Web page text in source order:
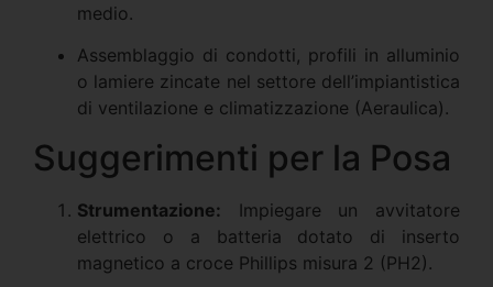
medio.
Assemblaggio di condotti, profili in alluminio
o lamiere zincate nel settore dell’impiantistica
di ventilazione e climatizzazione (Aeraulica).
Suggerimenti per la Posa
Strumentazione: Impiegare un avvitatore
elettrico o a batteria dotato di inserto
magnetico a croce Phillips misura 2 (PH2).